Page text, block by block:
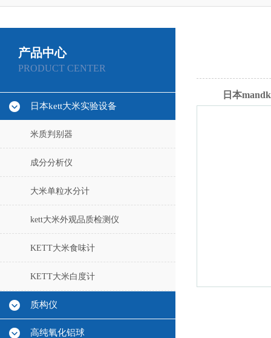
产品中心
PRODUCT CENTER
日本kett大米实验设备
米质判别器
成分分析仪
大米单粒水分计
kett大米外观品质检测仪
KETT大米食味计
KETT大米白度计
质构仪
高纯氧化铝球
日本